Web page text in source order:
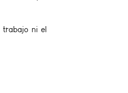
trabajo ni el